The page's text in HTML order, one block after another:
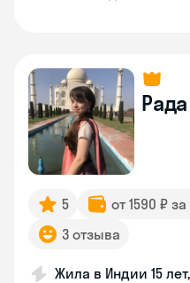
Рада
5 от 1590 ₽
3 отзыва
Жила в Индии 15